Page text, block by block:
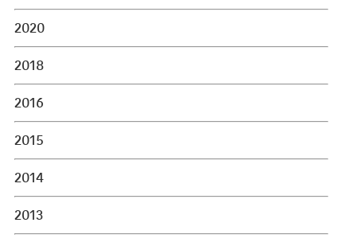
2020
2018
2016
2015
2014
2013